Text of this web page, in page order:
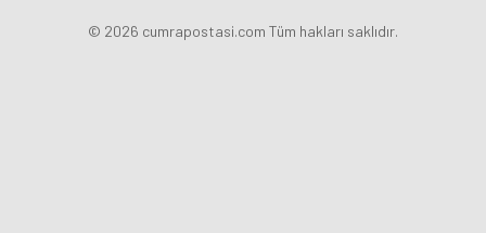
© 2026 cumrapostasi.com Tüm hakları saklıdır.